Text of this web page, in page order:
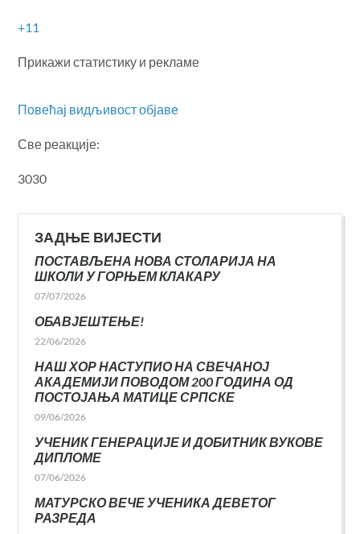
+11
Прикажи статистику и рекламе
Повећај видљивост објаве
Све реакције:
3030
ЗАДЊЕ ВИЈЕСТИ
ПОСТАВЉЕНА НОВА СТОЛАРИЈА НА
ШКОЛИ У ГОРЊЕМ КЛАКАРУ
07/07/2026
ОБАВЈЕШТЕЊЕ!
22/06/2026
НАШ ХОР НАСТУПИО НА СВЕЧАНОЈ
АКАДЕМИЈИ ПОВОДОМ 200 ГОДИНА ОД
ПОСТОЈАЊА МАТИЦЕ СРПСКЕ
09/06/2026
УЧЕНИК ГЕНЕРАЦИЈЕ И ДОБИТНИК ВУКОВЕ
ДИПЛОМЕ
07/06/2026
МАТУРСКО ВЕЧЕ УЧЕНИКА ДЕВЕТОГ
РАЗРЕДА